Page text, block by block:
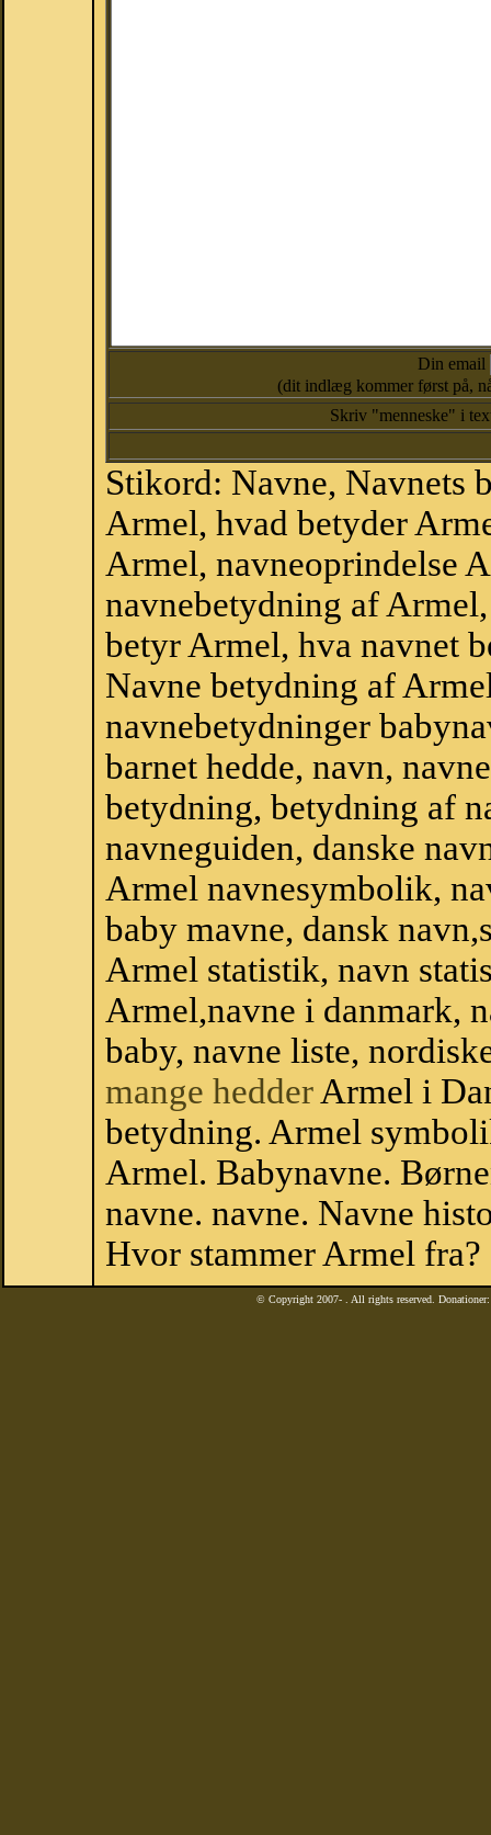
Din email
(dit indlæg kommer først på,
Skriv "menneske" i
Stikord: Navne, Navnets
Armel, hvad betyder
Armel, navneoprindelse
navnebetydning af
betyr Armel, hva navnet
Navne betydning af
navnebetydninger
barnet hedde, navn,
betydning, betydning af
navneguiden, danske
Armel navnesymbolik,
baby mavne, dansk
Armel statistik, navn
Armel,navne i danmark,
baby, navne liste,
mange hedder Armel i
betydning. Armel
Armel. Babynavne.
navne. navne. Navne
Hvor stammer Armel fra?
© Copyright 2007- . All rights reserved.